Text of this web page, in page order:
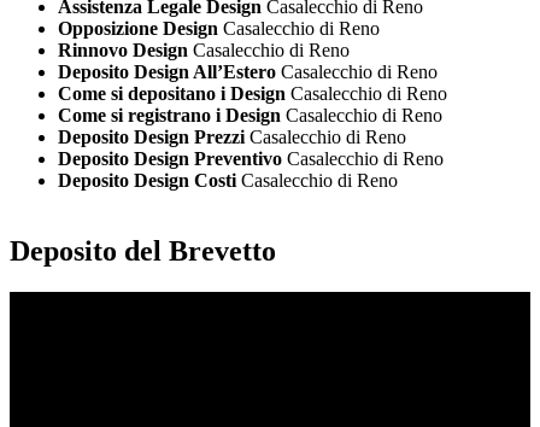
Assistenza Legale Design Casalecchio di Reno
Opposizione Design Casalecchio di Reno
Rinnovo Design Casalecchio di Reno
Deposito Design All’Estero Casalecchio di Reno
Come si depositano i Design Casalecchio di Reno
Come si registrano i Design Casalecchio di Reno
Deposito Design Prezzi Casalecchio di Reno
Deposito Design Preventivo Casalecchio di Reno
Deposito Design Costi Casalecchio di Reno
Deposito del Brevetto